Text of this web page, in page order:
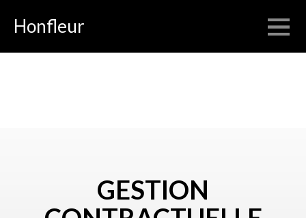
Honfleur
GESTION